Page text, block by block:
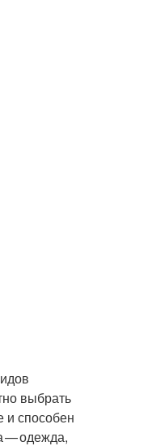
выбрать
и способен
— одежда,